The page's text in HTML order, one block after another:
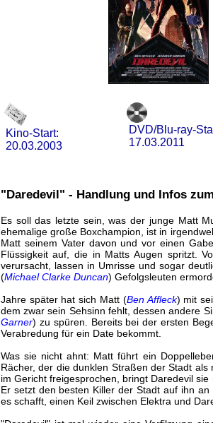
Kino-Start:
20.03.2003
DVD/Blu-ray-
17.03.2011
"Daredevil" - Handlung und Infos
Es soll das letzte sein, was der junge Matt
ehemalige große Boxchampion, ist in
Matt seinem Vater davon und vor einen
Flüssigkeit auf, die in Matts Augen spritzt.
verursacht, lassen in Umrisse und sogar
(Michael Clarke Duncan) Gefolgsleuten
Jahre später hat sich Matt (Ben Affleck) mit
dem zwar sein Sehsinn fehlt, dessen andere
Garner) zu spüren. Bereits bei der ersten
Verabredung für ein Date bekommt.
Was sie nicht ahnt: Matt führt ein
Rächer, der die dunklen Straßen der Stadt
im Gericht freigesprochen, bringt Daredevil
Er setzt den besten Killer der Stadt auf ihn an
es schafft, einen Keil zwischen Elektra und